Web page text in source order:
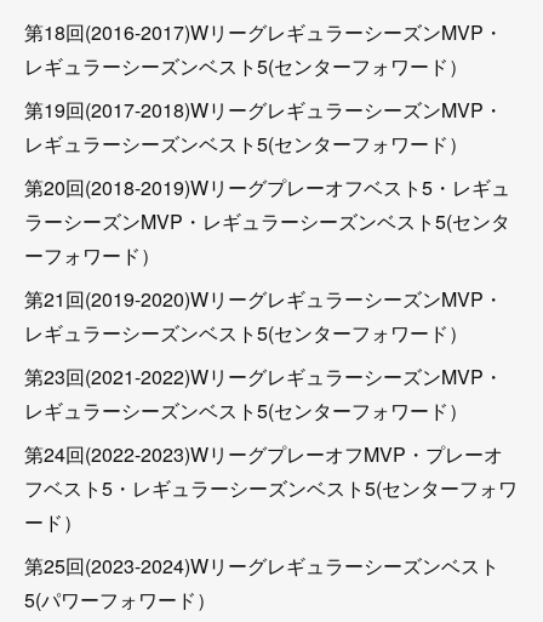
第18回(2016-2017)WリーグレギュラーシーズンMVP・
レギュラーシーズンベスト5(センターフォワード）
第19回(2017-2018)WリーグレギュラーシーズンMVP・
レギュラーシーズンベスト5(センターフォワード）
第20回(2018-2019)Wリーグプレーオフベスト5・レギュ
ラーシーズンMVP・レギュラーシーズンベスト5(センタ
ーフォワード）
第21回(2019-2020)WリーグレギュラーシーズンMVP・
レギュラーシーズンベスト5(センターフォワード）
第23回(2021-2022)WリーグレギュラーシーズンMVP・
レギュラーシーズンベスト5(センターフォワード）
第24回(2022-2023)WリーグプレーオフMVP・プレーオ
フベスト5・レギュラーシーズンベスト5(センターフォワ
ード）
第25回(2023-2024)Wリーグレギュラーシーズンベスト
5(パワーフォワード）